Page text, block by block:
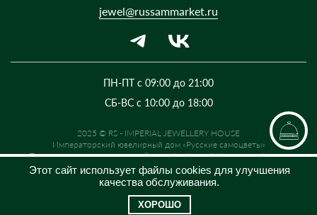
ПН-ПТ с 09:00 до 21:00
СБ-ВС с 10:00 до 18:00
jewel@russammarket.ru
2025 © RS - IMPERIAL JEWELLERY HOUSE
Императорский ювелирный дом «Русские самоцветы»
Предложение не является публичной офертой. Цены на сайте и в
розничной сети могут отличаться. Информация на сайте о товаре носит
рекламный характер и расценивается как приглашение делать
оферты на основании п.1 ст. 437 Гражданского кодекса РФ.
Этот сайт использует файлы cookies для улучшения
качества обслуживания.
ХОРОШО